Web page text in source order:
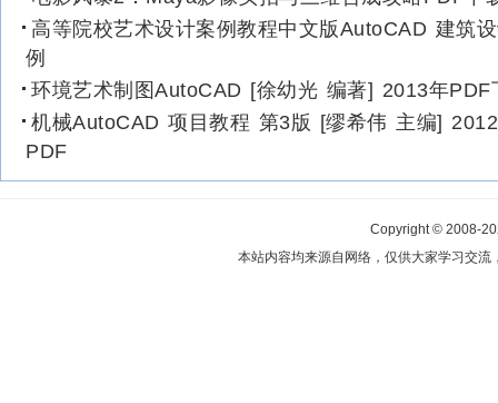
高等院校艺术设计案例教程中文版AutoCAD 建筑
例
环境艺术制图AutoCAD [徐幼光 编著] 2013年PDF
机械AutoCAD 项目教程 第3版 [缪希伟 主编]
PDF
Copyright © 2008-
本站内容均来源自网络，仅供大家学习交